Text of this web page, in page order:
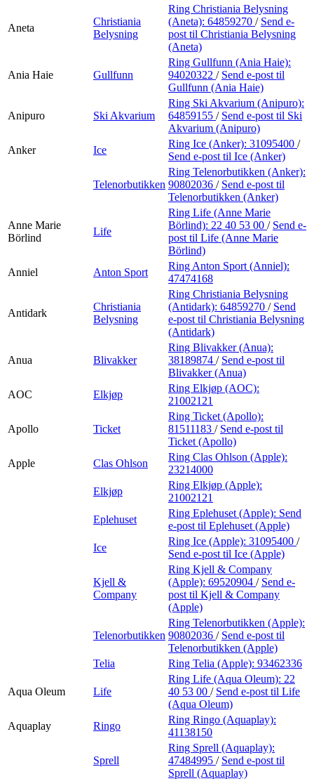
Aneta
Christiania
Belysning
Ring Christiania Belysning
(Aneta): 64859270 / Send e-
post til Christiania Belysning
(Aneta)
Ania Haie Gullfunn
Ring Gullfunn (Ania Haie):
94020322 / Send e-post til
Gullfunn (Ania Haie)
Anipuro Ski Akvarium
Ring Ski Akvarium (Anipuro):
64859155 / Send e-post til Ski
Akvarium (Anipuro)
Anker
Ice
Ring Ice (Anker): 31095400 /
Send e-post til Ice (Anker)
Telenorbutikken
Ring Telenorbutikken (Anker):
90802036 / Send e-post til
Telenorbutikken (Anker)
Anne Marie
Börlind
Life
Ring Life (Anne Marie
Börlind): 22 40 53 00 / Send e-
post til Life (Anne Marie
Börlind)
Anniel
Anton Sport
Ring Anton Sport (Anniel):
47474168
Antidark
Christiania
Belysning
Ring Christiania Belysning
(Antidark): 64859270 / Send
e-post til Christiania Belysning
(Antidark)
Anua Blivakker
Ring Blivakker (Anua):
38189874 / Send e-post til
Blivakker (Anua)
AOC
Elkjøp
Ring Elkjøp (AOC):
21002121
Apollo Ticket
Ring Ticket (Apollo):
81511183 / Send e-post til
Ticket (Apollo)
Apple
Clas Ohlson
Ring Clas Ohlson (Apple):
23214000
Elkjøp
Ring Elkjøp (Apple):
21002121
Eplehuset
Ring Eplehuset (Apple): Send
e-post til Eplehuset (Apple)
Ice
Ring Ice (Apple): 31095400 /
Send e-post til Ice (Apple)
Kjell &
Company
Ring Kjell & Company
(Apple): 69520904 / Send e-
post til Kjell & Company
(Apple)
Telenorbutikken
Ring Telenorbutikken (Apple):
90802036 / Send e-post til
Telenorbutikken (Apple)
Telia
Ring Telia (Apple): 93462336
Aqua Oleum Life
Ring Life (Aqua Oleum): 22
40 53 00 / Send e-post til Life
(Aqua Oleum)
Aquaplay
Ringo
Ring Ringo (Aquaplay):
41138150
Sprell
Ring Sprell (Aquaplay):
47484995 / Send e-post til
Sprell (Aquaplay)